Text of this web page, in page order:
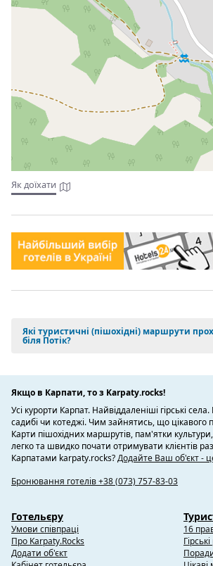
Як доїхати
Які туристичні (пішохідні) маршрути
біля Потік?
Якщо в Карпати, то з Karpaty.rocks!
Усі курорти Карпат. Найвіддаленіші гірські
садибі чи котеджі. Чим зайнятись, що цікавого
Карти пішохідних маршрутів, пам'ятки
легко та швидко почати отримувати клієнтів
Карпатами karpaty.rocks?Додайте Ваш об'єкт -
Бронювання готелів +38 (073) 757-83-03
Готельєру
Умови співпраці
Про Karpaty.Rocks
Додати об'єкт
16